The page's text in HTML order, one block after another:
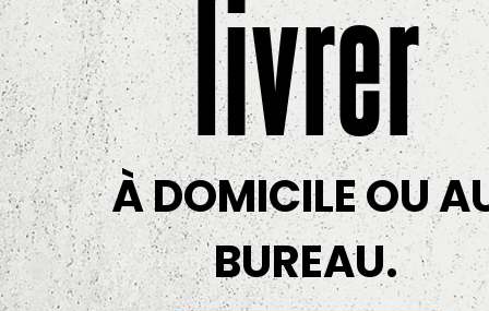
livrer
À DOMICILE OU
BUREAU.